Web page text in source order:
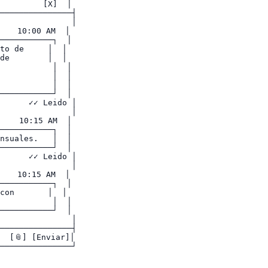
[X]  │
AM  │
│
de     │  │
de        │  │
│  │
│  │
│
Leido │
AM  │
│
│  │
│
Leido │
AM  │
│
con       │  │
│  │
│
[Enviar]│